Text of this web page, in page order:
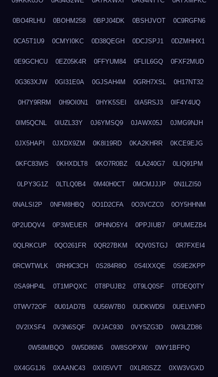
0BO4RLHU 0BOHM258 0BPJ04DK 0BSHJVOT 0C9RGFN6
0CA5T1U9 0CMYI0KC 0D38QEGH 0DCJSPJ1 0DZMHHX1
0E9GCHCU 0EZ05K4R 0FFYUM84 0FLIL6GQ 0FXF2MUD
0G363XJW 0GI31E0A 0GJSAH4M 0GRH7XSL 0H17NT32
0H7Y9RRM 0H9OI0N1 0HYK5SEI 0IA5RSJ3 0IF4Y4UQ
0IM5QCNL 0IUZL33Y 0J6YMSQ9 0JAWX05J 0JMG9NJH
0JX5HAPI 0JXDX9ZM 0K8I19RD 0KA2KHRR 0KCE9EJG
0KFC83WS 0KHXDLT8 0KO7R0BZ 0LA240G7 0LIQ91PM
0LPY3G1Z 0LTLQ0B4 0M40H0CT 0MCMJJJP 0N1LZI50
0NALSI2P 0NFM8HBQ 0O1D2CFA 0O3VCZC0 0OY5HHNM
0P2UDQV4 0P3WEUER 0PHNO5Y4 0PPJIUB7 0PUMEZB4
0QLRKCUP 0QO261FR 0QR27BKM 0QV0STGJ 0R7FXEI4
0RCWTWLK 0RH9C3CH 0S284R8O 0S4IXXQE 0S9E2KPP
0SA9HP4L 0T1MPQXC 0T8PUJB2 0T9LQ0SF 0TDEQ0TY
0TWV72OF 0U01AD7B 0U56W7B0 0UDKWD5I 0UELVNFD
0V2IXSF4 0V3N6SQF 0VJAC930 0VY5ZG3D 0W3LZD86
0W58MBQO 0W5D86N5 0W8SOPXW 0WY1BFPQ
0X4GG1J6 0XAANC43 0XI05VVT 0XLR0SZZ 0XW3VGXD